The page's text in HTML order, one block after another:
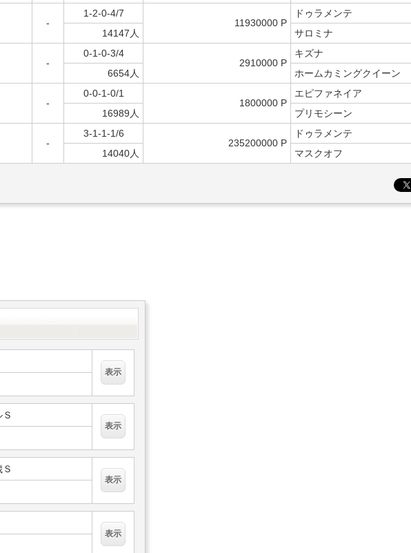
-
1-2-0-4/7
11930000 P
ドゥラメンテ
14147人
サロミナ
-
0-1-0-3/4
2910000 P
キズナ
6654人
ホームカミングクイーン
-
0-0-1-0/1
1800000 P
エピファネイア
16989人
プリモシーン
-
3-1-1-1/6
235200000 P
ドゥラメンテ
14040人
マスクオフ